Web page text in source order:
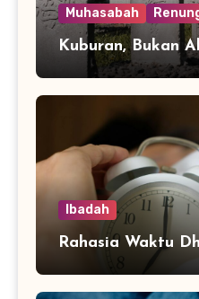
Muhasabah
Kuburan, Bukan
Ibadah
Rahasia Waktu